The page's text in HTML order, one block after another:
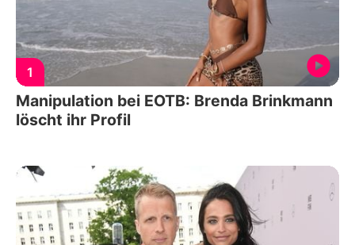
1
Manipulation bei EOTB: Brenda Brinkmann
löscht ihr Profil